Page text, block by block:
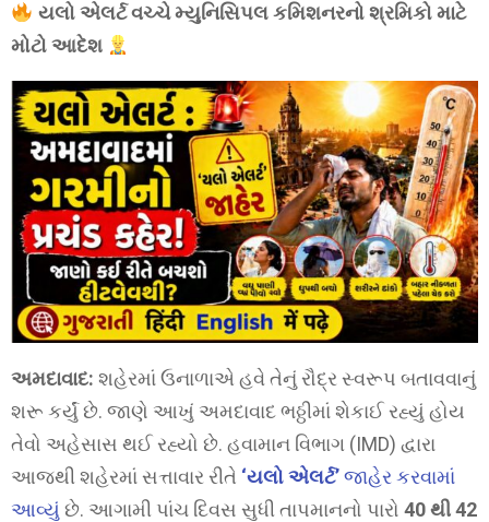
યલો એલર્ટ વચ્ચે મ્યુનિસિપલ કમિશનરનો શ્રમિકો માટે
મોટો આદેશ
અમદાવાદ: શહેરમાં ઉનાળાએ હવે તેનું રૌદ્ર સ્વરૂપ બતાવવાનું
શરૂ કર્યું છે. જાણે આખું અમદાવાદ ભઠ્ઠીમાં શેકાઈ રહ્યું હોય
તેવો અહેસાસ થઈ રહ્યો છે. હવામાન વિભાગ (IMD) દ્વારા
આજથી શહેરમાં સત્તાવાર રીતે ‘યલો એલર્ટ’જાહેર કરવામાં
આવ્યું છે. આગામી પાંચ દિવસ સુધી તાપમાનનો પારો 40 થી 42